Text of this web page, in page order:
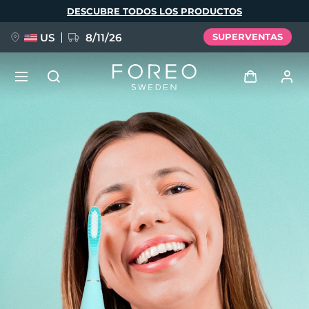
DESCUBRE TODOS LOS PRODUCTOS
US 8/11/26 SUPERVENTAS
Perfil de usuario
Mis dispositivos
Mis pedidos
Mis direcciones
Mis suscripciones
FAQ™ Pure Beauty-Tech Elixir
BREAKING NEWS
issa™ Teeth Whitening Set
Deutsch
Español
Français
Italiano
Português
Svenska
Русский
简体中文 繁體中文